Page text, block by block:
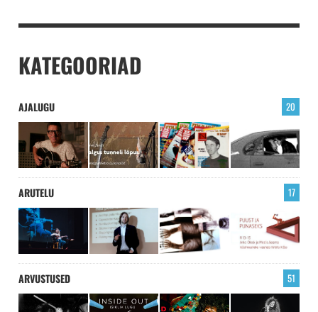
KATEGOORIAD
AJALUGU 20
ARUTELU 17
ARVUSTUSED 51